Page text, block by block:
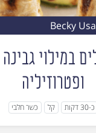
Becky
במילוי
ופטרוזיליה
כ-30 דקות קל כשר חלבי